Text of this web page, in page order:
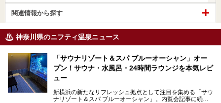
関連情報から探す
神奈川県のニフティ温泉ニュース
「サウナリゾート＆スパ ブルーオーシャン」オー
プン！サウナ・水風呂・24時間ラウンジを本気レビ
ュー
新横浜の新たなリフレッシュ拠点として注目を集める「サウ
ナリゾート＆スパ ブルーオーシャン」。内覧会記事に続